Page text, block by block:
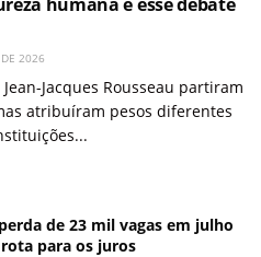
2026
Jacques Rousseau partiram
atribuíram pesos diferentes
de 23 mil vagas em julho
para os juros